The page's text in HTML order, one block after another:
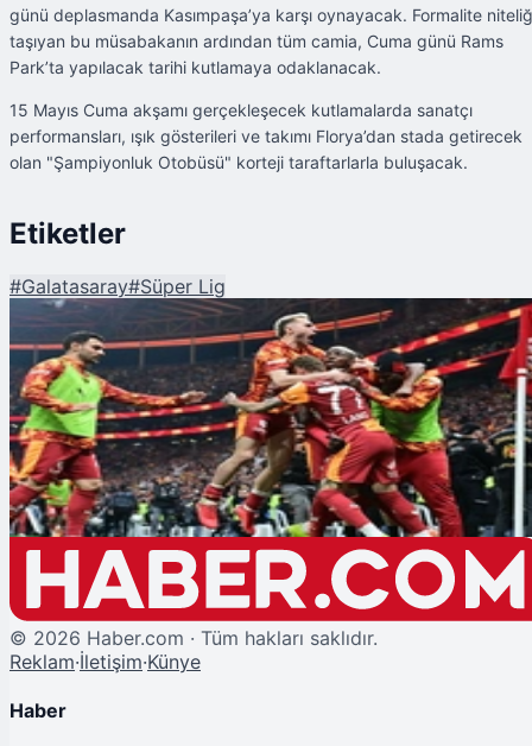
günü deplasmanda Kasımpaşa’ya karşı oynayacak. Formalite
taşıyan bu müsabakanın ardından tüm camia, Cuma günü Rams
Park’ta yapılacak tarihi kutlamaya odaklanacak.
15 Mayıs Cuma akşamı gerçekleşecek kutlamalarda sanatçı
performansları, ışık gösterileri ve takımı Florya’dan stada getirecek
olan "Şampiyonluk Otobüsü" korteji taraftarlarla buluşacak.
Etiketler
#Galatasaray#Süper Lig
Şu An Okunan
Galatasaray'ın Kupa Töreni Tarihi Belli Oldu
© 2026 Haber.com · Tüm hakları saklıdır.
Reklam·İletişim·Künye
Haber